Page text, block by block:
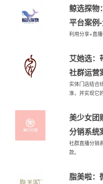
鲸选探物
平台案例
利用分享+直
艾她选：
社群运营
实体门店结合
准，并实现它
美少女团
分销系统
社群直播分销
款。
脂美啦：